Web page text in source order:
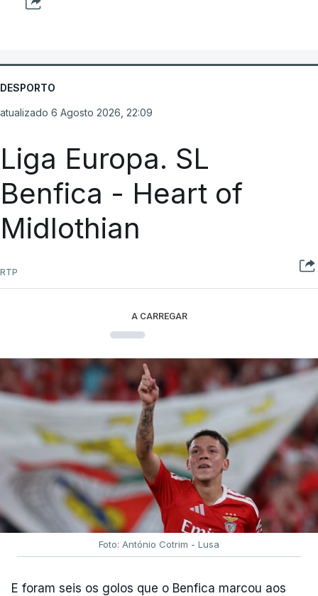
DESPORTO
atualizado 6 Agosto 2026, 22:09
Liga Europa. SL
Benfica - Heart of
Midlothian
RTP
A CARREGAR
Foto: António Cotrim - Lusa
E foram seis os golos que o Benfica marcou aos